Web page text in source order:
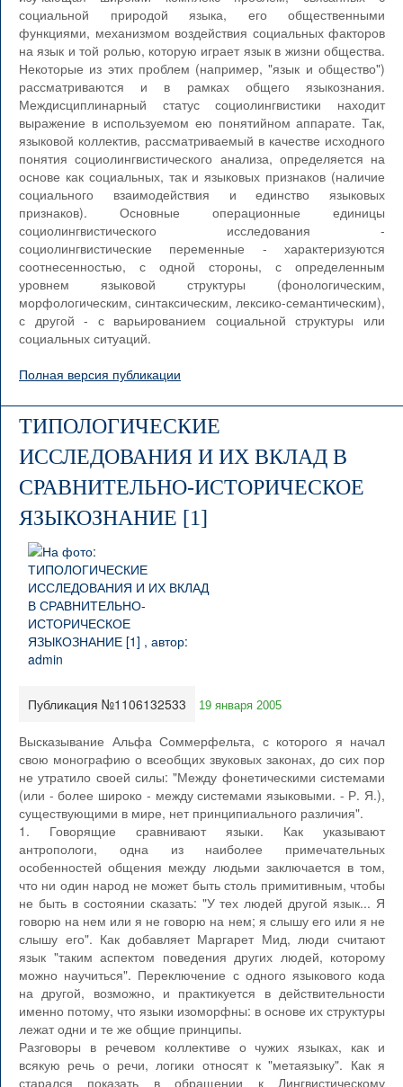
социальной природой языка, его общественными
функциями, механизмом воздействия социальных факторов
на язык и той ролью, которую играет язык в жизни общества.
Некоторые из этих проблем (например, "язык и общество")
рассматриваются и в рамках общего языкознания.
Междисциплинарный статус социолингвистики находит
выражение в используемом ею понятийном аппарате. Так,
языковой коллектив, рассматриваемый в качестве исходного
понятия социолингвистического анализа, определяется на
основе как социальных, так и языковых признаков (наличие
социального взаимодействия и единство языковых
признаков). Основные операционные единицы
социолингвистического исследования -
социолингвистические переменные - характеризуются
соотнесенностью, с одной стороны, с определенным
уровнем языковой структуры (фонологическим,
морфологическим, синтаксическим, лексико-семантическим),
с другой - с варьированием социальной структуры или
социальных ситуаций.
Полная версия публикации
ТИПОЛОГИЧЕСКИЕ
ИССЛЕДОВАНИЯ И ИХ ВКЛАД В
СРАВНИТЕЛЬНО-ИСТОРИЧЕСКОЕ
ЯЗЫКОЗНАНИЕ [1]
Публикация №1106132533 19 января 2005
Высказывание Альфа Соммерфельта, с которого я начал
свою монографию о всеобщих звуковых законах, до сих пор
не утратило своей силы: "Между фонетическими системами
(или - более широко - между системами языковыми. - Р. Я.),
существующими в мире, нет принципиального различия".
1. Говорящие сравнивают языки. Как указывают
антропологи, одна из наиболее примечательных
особенностей общения между людьми заключается в том,
что ни один народ не может быть столь примитивным, чтобы
не быть в состоянии сказать: "У тех людей другой язык... Я
говорю на нем или я не говорю на нем; я слышу его или я не
слышу его". Как добавляет Маргарет Мид, люди считают
язык "таким аспектом поведения других людей, которому
можно научиться". Переключение с одного языкового кода
на другой, возможно, и практикуется в действительности
именно потому, что языки изоморфны: в основе их структуры
лежат одни и те же общие принципы.
Разговоры в речевом коллективе о чужих языках, как и
всякую речь о речи, логики относят к "метаязыку". Как я
старался показать в обращении к Лингвистическому